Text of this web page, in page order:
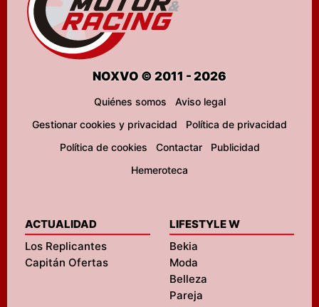
NOXVO © 2011 - 2026
Quiénes somos
Aviso legal
Gestionar cookies y privacidad
Política de privacidad
Política de cookies
Contactar
Publicidad
Hemeroteca
ACTUALIDAD
Los Replicantes
Capitán Ofertas
LIFESTYLE W
Bekia
Moda
Belleza
Pareja